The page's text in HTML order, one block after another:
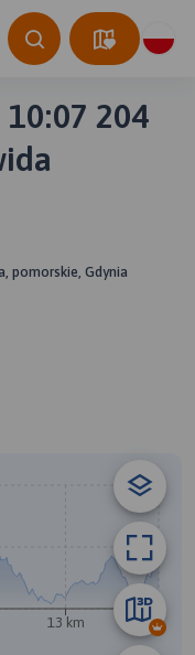
204
pomorskie, Gdynia
13 km 18 km